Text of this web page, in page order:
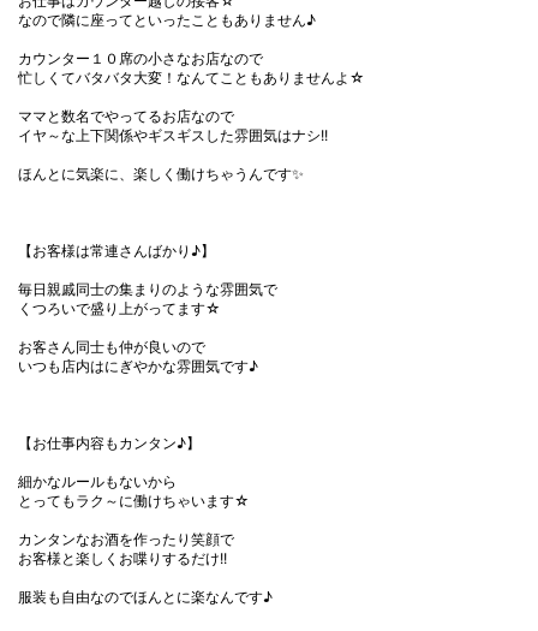
なので隣に座ってといったこともありません♪
カウンター１０席の小さなお店なので
忙しくてバタバタ大変！なんてこともありませんよ☆
ママと数名でやってるお店なので
イヤ～な上下関係やギスギスした雰囲気はナシ!!
ほんとに気楽に、楽しく働けちゃうんです✨
【お客様は常連さんばかり♪】
毎日親戚同士の集まりのような雰囲気で
くつろいで盛り上がってます☆
お客さん同士も仲が良いので
いつも店内はにぎやかな雰囲気です♪
【お仕事内容もカンタン♪】
細かなルールもないから
とってもラク～に働けちゃいます☆
カンタンなお酒を作ったり笑顔で
お客様と楽しくお喋りするだけ!!
服装も自由なのでほんとに楽なんです♪